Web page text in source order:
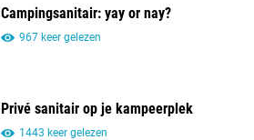
Campingsanitair: yay or nay?
967 keer gelezen
Privé sanitair op je kampeerplek
1443 keer gelezen